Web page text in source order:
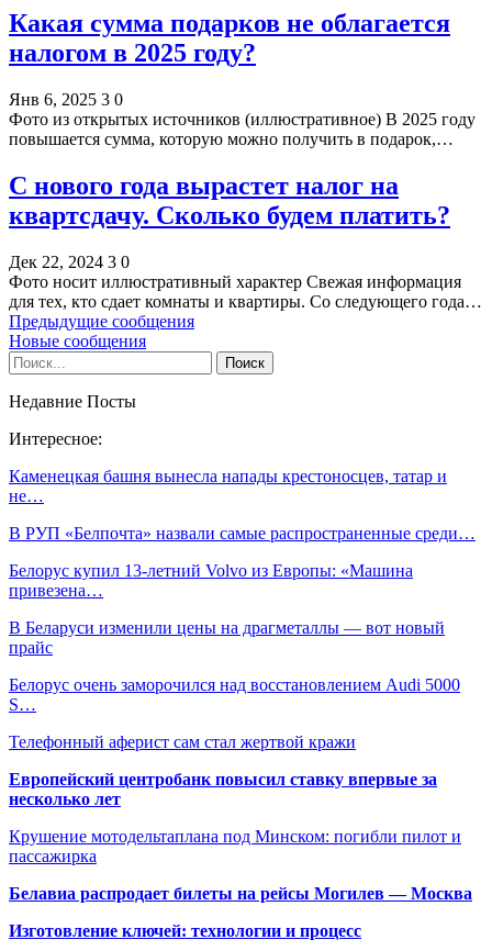
Какая сумма подарков не облагается
налогом в 2025 году?
Янв 6, 2025 3 0
Фото из открытых источников (иллюстративное) В 2025 году
повышается сумма, которую можно получить в подарок,…
С нового года вырастет налог на
квартсдачу. Сколько будем платить?
Дек 22, 2024 3 0
Фото носит иллюстративный характер Свежая информация
для тех, кто сдает комнаты и квартиры. Со следующего года…
Предыдущие сообщения
Новые сообщения
Недавние Посты
Интересное:
Каменецкая башня вынесла напады крестоносцев, татар и
не…
В РУП «Белпочта» назвали самые распространенные среди…
Белорус купил 13-летний Volvo из Европы: «Машина
привезена…
В Беларуси изменили цены на драгметаллы — вот новый
прайс
Белорус очень заморочился над восстановлением Audi 5000
S…
Телефонный аферист сам стал жертвой кражи
Европейский центробанк повысил ставку впервые за
несколько лет
Крушение мотодельтаплана под Минском: погибли пилот и
пассажирка
Белавиа распродает билеты на рейсы Могилев — Москва
Изготовление ключей: технологии и процесс